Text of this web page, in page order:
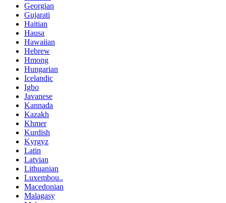
Georgian
Gujarati
Haitian
Hausa
Hawaiian
Hebrew
Hmong
Hungarian
Icelandic
Igbo
Javanese
Kannada
Kazakh
Khmer
Kurdish
Kyrgyz
Latin
Latvian
Lithuanian
Luxembou..
Macedonian
Malagasy